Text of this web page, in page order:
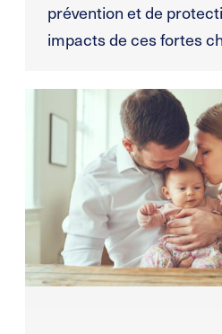
prévention et de
impacts de ces fortes